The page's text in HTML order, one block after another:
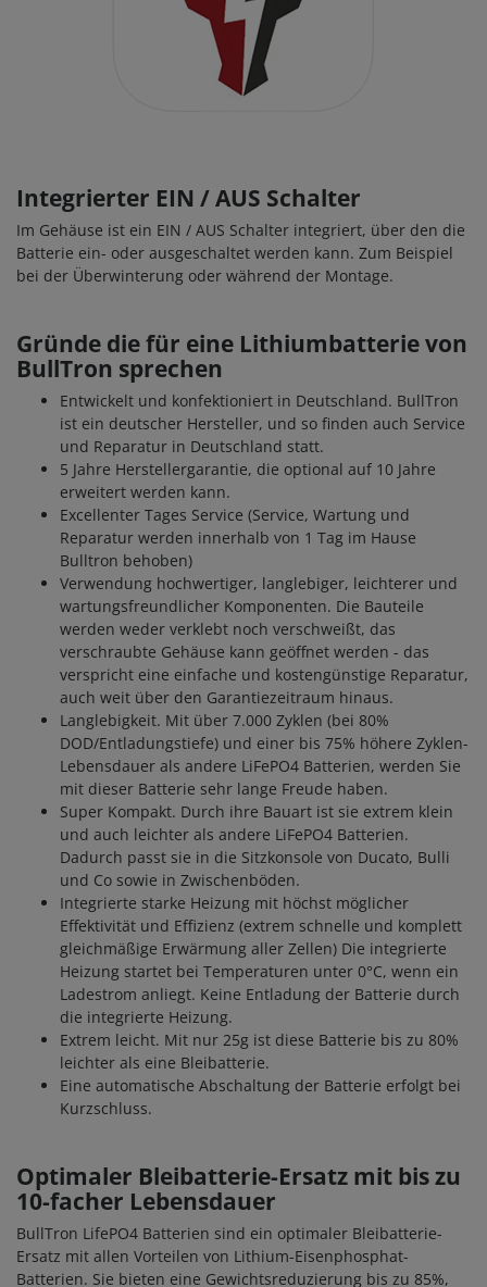
Integrierter EIN / AUS Schalter
Im Gehäuse ist ein EIN / AUS Schalter integriert, über den die
Batterie ein- oder ausgeschaltet werden kann. Zum Beispiel
bei der Überwinterung oder während der Montage.
Gründe die für eine Lithiumbatterie von
BullTron sprechen
Entwickelt und konfektioniert in Deutschland. BullTron
ist ein deutscher Hersteller, und so finden auch Service
und Reparatur in Deutschland statt.
5 Jahre Herstellergarantie, die optional auf 10 Jahre
erweitert werden kann.
Excellenter Tages Service (Service, Wartung und
Reparatur werden innerhalb von 1 Tag im Hause
Bulltron behoben)
Verwendung hochwertiger, langlebiger, leichterer und
wartungsfreundlicher Komponenten. Die Bauteile
werden weder verklebt noch verschweißt, das
verschraubte Gehäuse kann geöffnet werden - das
verspricht eine einfache und kostengünstige Reparatur,
auch weit über den Garantiezeitraum hinaus.
Langlebigkeit. Mit über 7.000 Zyklen (bei 80%
DOD/Entladungstiefe) und einer bis 75% höhere Zyklen-
Lebensdauer als andere LiFePO4 Batterien, werden Sie
mit dieser Batterie sehr lange Freude haben.
Super Kompakt. Durch ihre Bauart ist sie extrem klein
und auch leichter als andere LiFePO4 Batterien.
Dadurch passt sie in die Sitzkonsole von Ducato, Bulli
und Co sowie in Zwischenböden.
Integrierte starke Heizung mit höchst möglicher
Effektivität und Effizienz (extrem schnelle und komplett
gleichmäßige Erwärmung aller Zellen) Die integrierte
Heizung startet bei Temperaturen unter 0°C, wenn ein
Ladestrom anliegt. Keine Entladung der Batterie durch
die integrierte Heizung.
Extrem leicht. Mit nur 25g ist diese Batterie bis zu 80%
leichter als eine Bleibatterie.
Eine automatische Abschaltung der Batterie erfolgt bei
Kurzschluss.
Optimaler Bleibatterie-Ersatz mit bis zu
10-facher Lebensdauer
BullTron LifePO4 Batterien sind ein optimaler Bleibatterie-
Ersatz mit allen Vorteilen von Lithium-Eisenphosphat-
Batterien. Sie bieten eine Gewichtsreduzierung bis zu 85%,